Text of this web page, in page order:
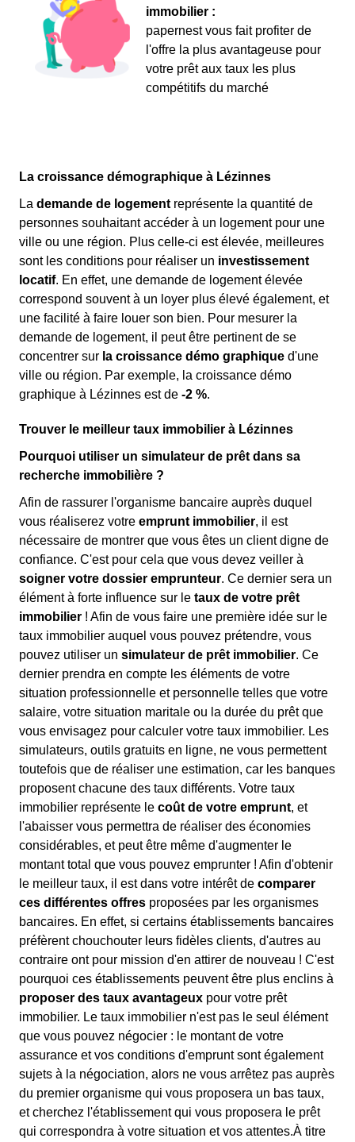
immobilier :
papernest vous fait profiter de
l'offre la plus avantageuse pour
votre prêt aux taux les plus
compétitifs du marché
La croissance démographique à Lézinnes
La demande de logement représente la quantité de
personnes souhaitant accéder à un logement pour une
ville ou une région. Plus celle-ci est élevée, meilleures
sont les conditions pour réaliser un investissement
locatif. En effet, une demande de logement élevée
correspond souvent à un loyer plus élevé également, et
une facilité à faire louer son bien. Pour mesurer la
demande de logement, il peut être pertinent de se
concentrer sur la croissance démo graphique d'une
ville ou région. Par exemple, la croissance démo
graphique à Lézinnes est de -2 %.
Trouver le meilleur taux immobilier à Lézinnes
Pourquoi utiliser un simulateur de prêt dans sa
recherche immobilière ?
Afin de rassurer l'organisme bancaire auprès duquel
vous réaliserez votre emprunt immobilier, il est
nécessaire de montrer que vous êtes un client digne de
confiance. C'est pour cela que vous devez veiller à
soigner votre dossier emprunteur. Ce dernier sera un
élément à forte influence sur le taux de votre prêt
immobilier ! Afin de vous faire une première idée sur le
taux immobilier auquel vous pouvez prétendre, vous
pouvez utiliser un simulateur de prêt immobilier. Ce
dernier prendra en compte les éléments de votre
situation professionnelle et personnelle telles que votre
salaire, votre situation maritale ou la durée du prêt que
vous envisagez pour calculer votre taux immobilier. Les
simulateurs, outils gratuits en ligne, ne vous permettent
toutefois que de réaliser une estimation, car les banques
proposent chacune des taux différents. Votre taux
immobilier représente le coût de votre emprunt, et
l'abaisser vous permettra de réaliser des économies
considérables, et peut être même d'augmenter le
montant total que vous pouvez emprunter ! Afin d'obtenir
le meilleur taux, il est dans votre intérêt de comparer
ces différentes offres proposées par les organismes
bancaires. En effet, si certains établissements bancaires
préfèrent chouchouter leurs fidèles clients, d'autres au
contraire ont pour mission d'en attirer de nouveau ! C'est
pourquoi ces établissements peuvent être plus enclins à
proposer des taux avantageux pour votre prêt
immobilier. Le taux immobilier n'est pas le seul élément
que vous pouvez négocier : le montant de votre
assurance et vos conditions d'emprunt sont également
sujets à la négociation, alors ne vous arrêtez pas auprès
du premier organisme qui vous proposera un bas taux,
et cherchez l'établissement qui vous proposera le prêt
qui correspondra à votre situation et vos attentes.À titre